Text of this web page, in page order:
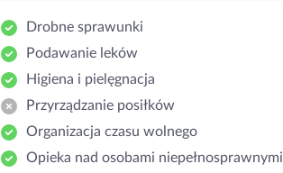
Drobne sprawunki
Podawanie leków
Higiena i pielęgnacja
Przyrządzanie posiłków
Organizacja czasu wolnego
Opieka nad osobami niepełnosprawnymi